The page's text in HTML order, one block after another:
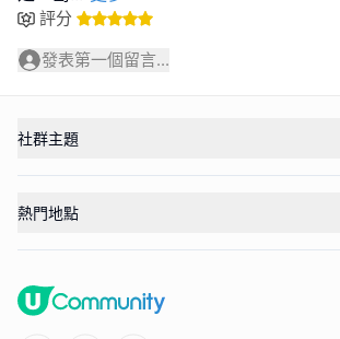
評分
發表第一個留言...
社群主題
熱門地點